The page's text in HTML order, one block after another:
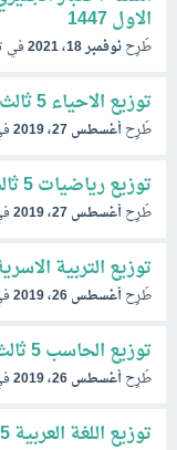
الاول 1447
طُرِحنوفمبر 18، 2021 في
توزيع الاحياء 5 ثالث ثانوي المستوى الخامس 1441
طُرِحأغسطس 27، 2019
توزيع رياضيات 5 ثالث ثانوي المستوى الخامس 1441
طُرِحأغسطس 27، 2019
توزيع التربية الاسرية 5 ثالث ثانوي المستوى الخامس
طُرِحأغسطس 26، 2019
توزيع الحاسب 5 ثالث ثانوي المستوى الخامس 1441
طُرِحأغسطس 26، 2019
توزيع اللغة العربية 5 ثالث ثانوي المستوى الخامس 1441